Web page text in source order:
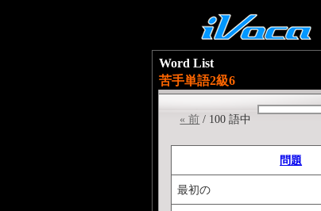
Word List
苦手単語2級6
« 前 / 100 語中
問題
最初の